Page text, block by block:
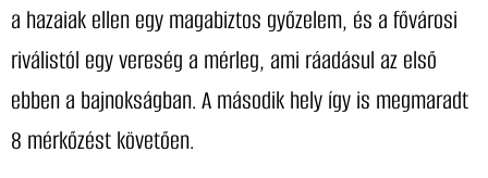
a hazaiak ellen egy magabiztos győzelem, és a fővárosi
riválistól egy vereség a mérleg, ami ráadásul az első
ebben a bajnokságban. A második hely így is megmaradt
8 mérkőzést követően.